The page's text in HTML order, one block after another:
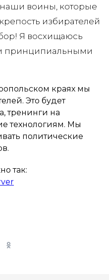
воины, которые
избирателей
Я восхищаюсь
принципиальными
краях мы
Это будет
тренинги на
технологиям. Мы
политические
так: